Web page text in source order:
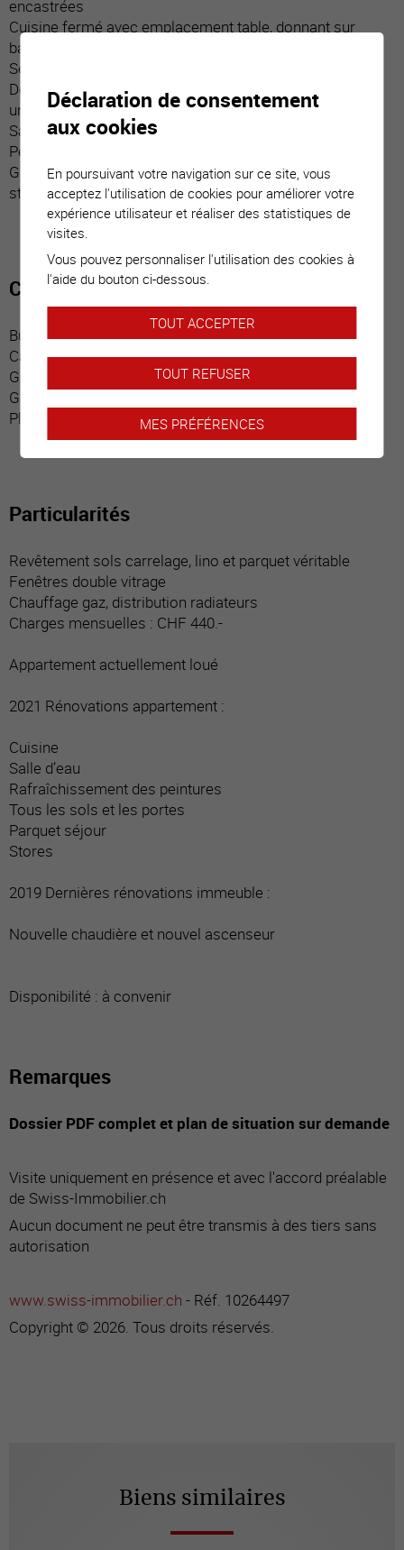
encastrées
Cuisine fermé avec emplacement table, donnant sur
balcon
Séjour donnant sur balcon
Deux chambres dont une avec armoires encastrées et
une donnant sur balcon
Salle d’eau / douche / emplacement lave-linge
Petit balcon (Nord)
Grand balcon avec revêtement sol carrelage et trois
stores (Sud)
Commodités
Buanderie collective
Cave privative
Galetas privatif
Garage box privatif avec porte automatique
Place de parc devant garage
Particularités
Revêtement sols carrelage, lino et parquet véritable
Fenêtres double vitrage
Chauffage gaz, distribution radiateurs
Charges mensuelles : CHF 440.-
Appartement actuellement loué
2021 Rénovations appartement :
Cuisine
Salle d’eau
Rafraîchissement des peintures
Tous les sols et les portes
Parquet séjour
Stores
2019 Dernières rénovations immeuble :
Nouvelle chaudière et nouvel ascenseur
Disponibilité : à convenir
Remarques
Dossier PDF complet et plan de situation sur demande
Visite uniquement en présence et avec l'accord préalable
de Swiss-Immobilier.ch
Aucun document ne peut être transmis à des tiers sans
autorisation
www.swiss-immobilier.ch - Réf. 10264497
Copyright © 2026. Tous droits réservés.
Biens similaires
Déclaration de consentement
aux cookies
En poursuivant votre navigation sur ce site, vous
acceptez l'utilisation de cookies pour améliorer votre
expérience utilisateur et réaliser des statistiques de
visites.
Vous pouvez personnaliser l'utilisation des cookies à
l'aide du bouton ci-dessous.
TOUT ACCEPTER
TOUT REFUSER
MES PRÉFÉRENCES